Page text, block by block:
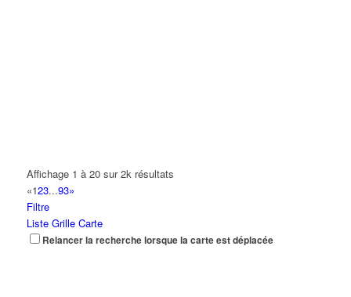
Affichage 1 à 20 sur 2k résultats
«123...93»
Filtre
Liste Grille Carte
Relancer la recherche lorsque la carte est déplacée